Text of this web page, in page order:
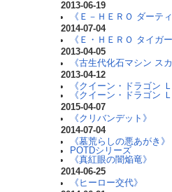
2013-06-19
《Ｅ－ＨＥＲＯ ダーテ
2014-07-04
《Ｅ・ＨＥＲＯ タイガ
2013-04-05
《古生代化石マシン ス
2013-04-12
《クイーン・ドラゴン Ｌ
《クイーン・ドラゴン Ｌ
2015-04-07
《クリバンデット》
2014-07-04
《墓荒らしの悪あがき》
POTDシリーズ
《真紅眼の闇焔竜》
2014-06-25
《ヒーロー交代》